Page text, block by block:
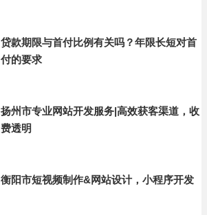
贷款期限与首付比例有关吗？年限长短对首
付的要求
扬州市专业网站开发服务|高效获客渠道，收
费透明
衡阳市短视频制作&网站设计，小程序开发